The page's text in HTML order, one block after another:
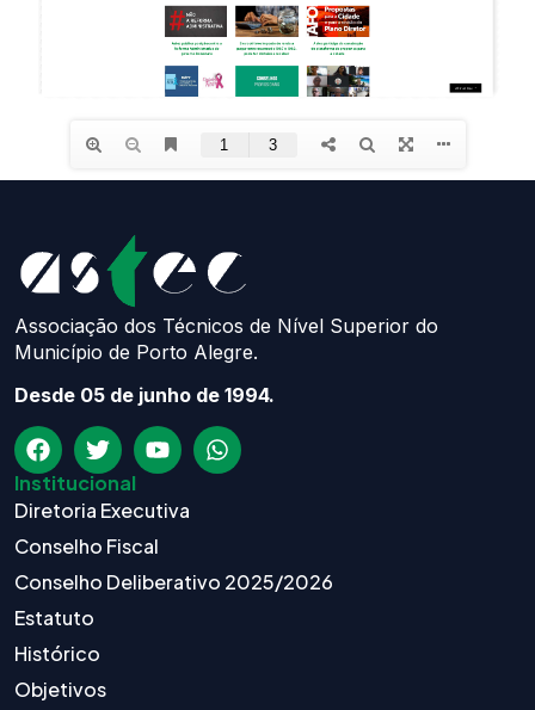
Associação dos Técnicos de Nível Superior do
Município de Porto Alegre.
Desde 05 de junho de 1994.
Institucional
Diretoria Executiva
Conselho Fiscal
Conselho Deliberativo 2025/2026
Estatuto
Histórico
Objetivos